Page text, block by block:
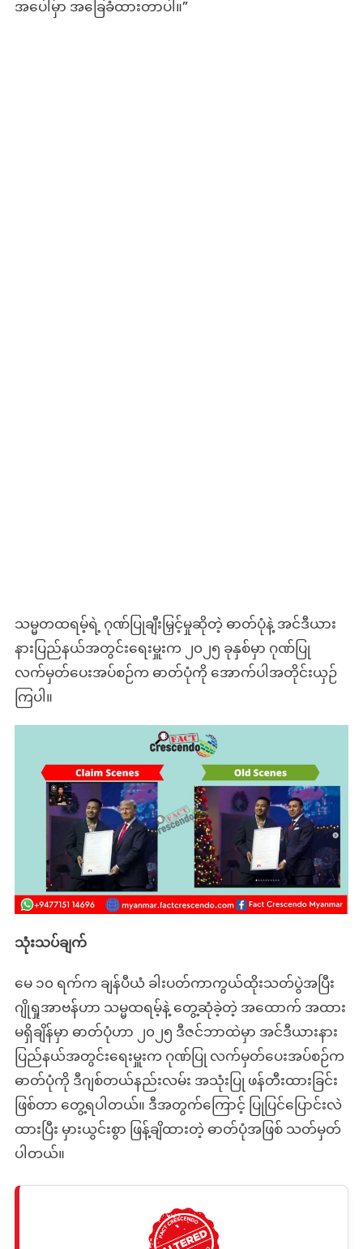
အပေါ်မှာ အခြေခံထားတာပါ။”
သမ္မတထရမ့်ရဲ့ ဂုဏ်ပြုချီးမြှင့်မှုဆိုတဲ့ ဓာတ်ပုံနဲ့ အင်ဒီယား
နားပြည်နယ်အတွင်းရေးမှူးက ၂၀၂၅ ခုနှစ်မှာ ဂုဏ်ပြု
လက်မှတ်ပေးအပ်စဉ်က ဓာတ်ပုံကို အောက်ပါအတိုင်းယှဉ်
ကြပါ။
သုံးသပ်ချက်
မေ ၁၀ ရက်က ချန်ပီယံ ခါးပတ်ကာကွယ်ထိုးသတ်ပွဲအပြီး
ဂျိုရှုအာဗန်ဟာ သမ္မထရမ့်နဲ့ တွေ့ဆုံခဲ့တဲ့ အထောက် အထား
မရှိချိန်မှာ ဓာတ်ပုံဟာ ၂၀၂၅ ဒီဇင်ဘာထဲမှာ အင်ဒီယားနား
ပြည်နယ်အတွင်းရေးမှူးက ဂုဏ်ပြု လက်မှတ်ပေးအပ်စဉ်က
ဓာတ်ပုံကို ဒီဂျစ်တယ်နည်းလမ်း အသုံးပြု ဖန်တီးထားခြင်း
ဖြစ်တာ တွေ့ရပါတယ်။ ဒီအတွက်ကြောင့် ပြုပြင်ပြောင်းလဲ
ထားပြီး မှားယွင်းစွာ ဖြန့်ချိထားတဲ့ ဓာတ်ပုံအဖြစ် သတ်မှတ်
ပါတယ်။